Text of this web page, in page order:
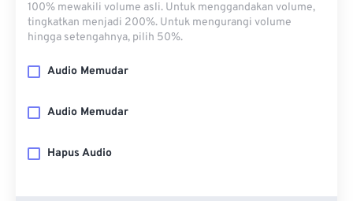
100% mewakili volume asli. Untuk menggandakan volume,
tingkatkan menjadi 200%. Untuk mengurangi volume
hingga setengahnya, pilih 50%.
Audio Memudar
Audio Memudar
Hapus Audio